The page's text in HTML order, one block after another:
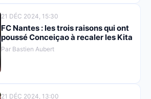
21 DÉC 2024, 15:30
FC Nantes : les trois raisons qui ont
poussé Conceiçao à recaler les Kita
Par Bastien Aubert
21 DÉC 2024, 13:00